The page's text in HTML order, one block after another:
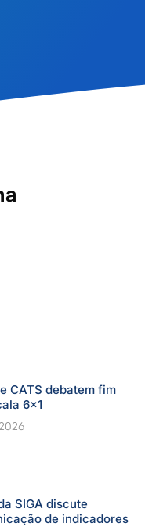
CATS debatem fim
6×1
SIGA discute
de indicadores